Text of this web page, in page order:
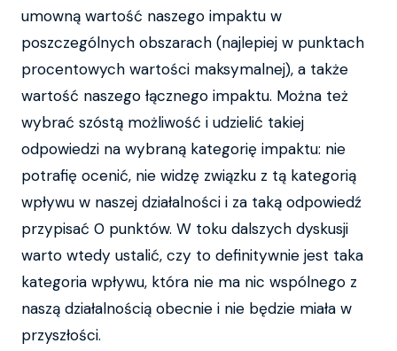
umowną wartość naszego impaktu w
poszczególnych obszarach (najlepiej w punktach
procentowych wartości maksymalnej), a także
wartość naszego łącznego impaktu. Można też
wybrać szóstą możliwość i udzielić takiej
odpowiedzi na wybraną kategorię impaktu: nie
potrafię ocenić, nie widzę związku z tą kategorią
wpływu w naszej działalności i za taką odpowiedź
przypisać 0 punktów. W toku dalszych dyskusji
warto wtedy ustalić, czy to definitywnie jest taka
kategoria wpływu, która nie ma nic wspólnego z
naszą działalnością obecnie i nie będzie miała w
przyszłości.